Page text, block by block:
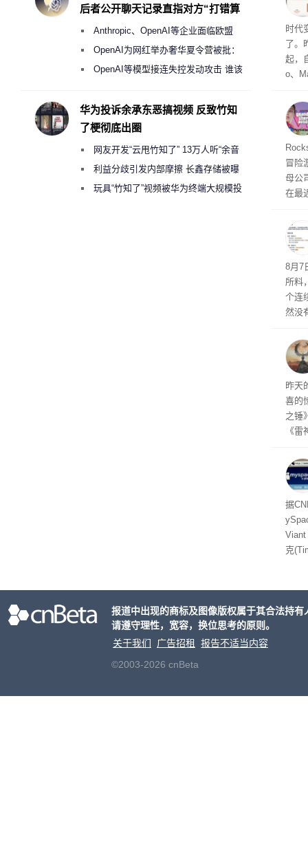
时代
了。
起，
o、
和
命令
起
防御
气将
发效
期
冒险
母公
在最
ss
悄
8月7
所料
个连
然没
有
着——
线
昨天
喜的
之锤
《
ox
出震
据
Viant
克
算法
后者公开聊天记录直指对方“打错算
Anthropic、OpenAI等企业面临欧盟
《人工智能法案》全新执法权限审查
OpenAI为网红举办奢华夏令营被批：
2000美元一晚 遭讽“反乌托邦”
OpenAI等模型接连失控发动攻击 谁该
华为投诉余承东恶搞视频 反致竹知
了梗彻底出圈
网友开发“云甩竹知了” 13万人听“余音
绕梁”利益分歧引发内部摩擦 长鑫存储被曝
曾将华为驻场工程师驱逐出研发基地
玩具“竹知了”视频被华为终端大规模投
报道中出现的商标及图像版权属于其合法持
请遵守理性，宽容，换位思考的原则。
关于我们
广告招租
报告不适当内容
©2003-2026 cnBeta